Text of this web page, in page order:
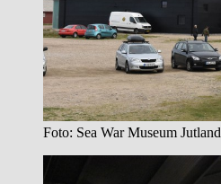
Foto: Sea War Museum Jutland